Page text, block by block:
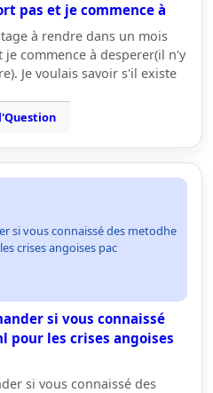
pas et je commence à
à rendre dans un mois
commence à desperer(il n'y
Je voulais savoir s'il existe
si vous connaissé des metodhe
crises angoises pac
si vous connaissé
pour les crises angoises
si vous connaissé des